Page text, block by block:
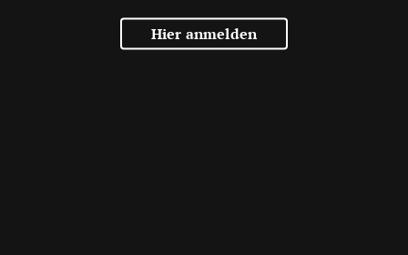
Hier anmelden